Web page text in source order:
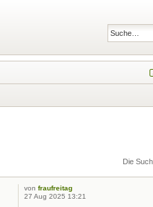
Die
von fraufreitag
27 Aug 2025 13:21